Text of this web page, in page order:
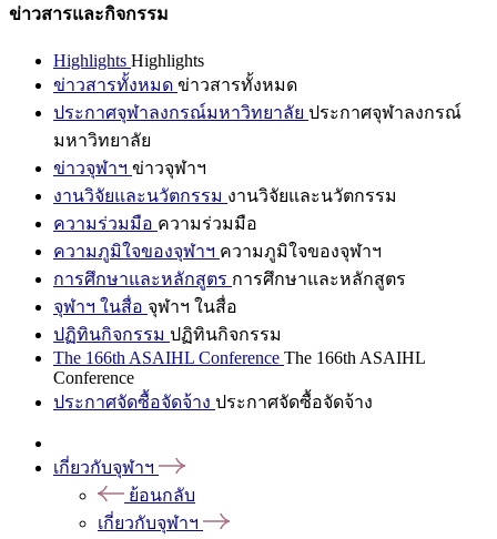
ข่าวสารและกิจกรรม
Highlights Highlights
ข่าวสารทั้งหมด ข่าวสารทั้งหมด
ประกาศจุฬาลงกรณ์มหาวิทยาลัย ประกาศจุฬาลงกรณ์
มหาวิทยาลัย
ข่าวจุฬาฯ ข่าวจุฬาฯ
งานวิจัยและนวัตกรรม งานวิจัยและนวัตกรรม
ความร่วมมือ ความร่วมมือ
ความภูมิใจของจุฬาฯ ความภูมิใจของจุฬาฯ
การศึกษาและหลักสูตร การศึกษาและหลักสูตร
จุฬาฯ ในสื่อ จุฬาฯ ในสื่อ
ปฏิทินกิจกรรม ปฏิทินกิจกรรม
The 166th ASAIHL Conference The 166th ASAIHL
Conference
ประกาศจัดซื้อจัดจ้าง ประกาศจัดซื้อจัดจ้าง
เกี่ยวกับจุฬาฯ
ย้อนกลับ
เกี่ยวกับจุฬาฯ